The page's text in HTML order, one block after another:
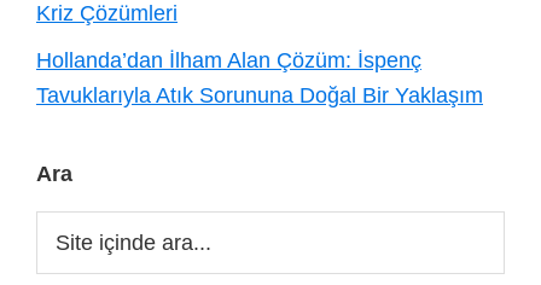
Kriz Çözümleri
Hollanda’dan İlham Alan Çözüm: İspenç
Tavuklarıyla Atık Sorununa Doğal Bir Yaklaşım
Ara